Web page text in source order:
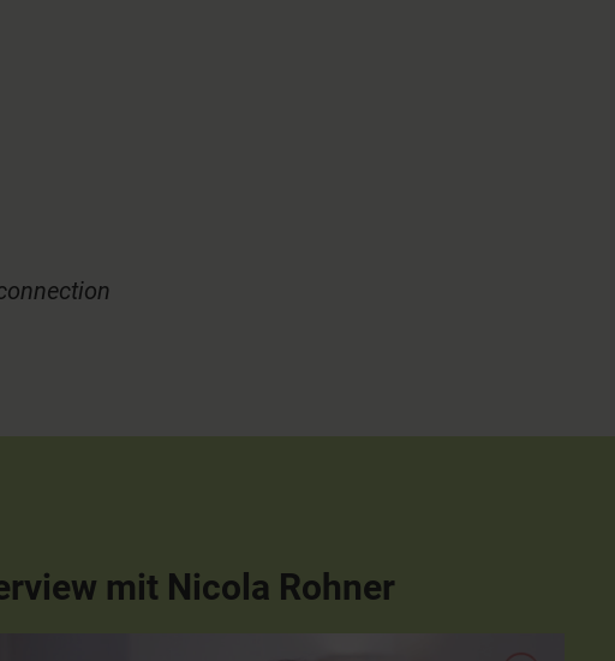
mit Nicola Rohner